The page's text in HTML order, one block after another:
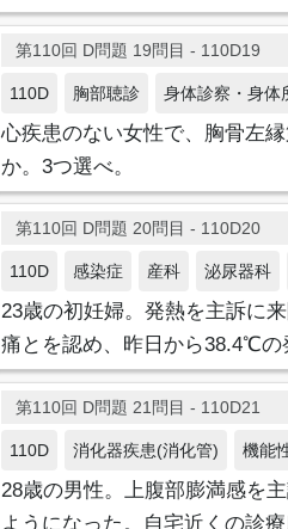
第110回 D問題 19問目 - 110D19
110D 胸部聴診 身体診察・身体
心疾患のない女性で、胸骨左
か。3つ選べ。
第110回 D問題 20問目 - 110D20
110D 感染症 産科 泌尿器科
23歳の初妊婦。発熱を主訴に
痛とを認め、昨日から38.4℃
第110回 D問題 21問目 - 110D21
110D 消化器疾患(消化管) 機能
28歳の男性。上腹部膨満感を
ようになった。自宅近くの診